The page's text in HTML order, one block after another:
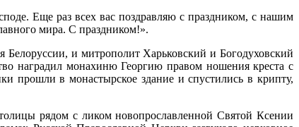
Еще раз всех вас поздравляю с праздником, с нашим
мира. С праздником!».
и митрополит Харьковский и Богодуховский
наг­радил монахиню Георгию правом ношения креста с
прошли в монастырское здание и спустились в крипту,
рядом с ликом ново­прославленной Святой Ксении